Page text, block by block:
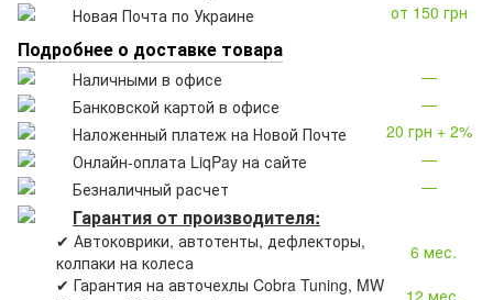
Новая Почта по Украине
от 150 грн
Подробнее о доставке товара
Наличными в офисе
—
Банковской картой в офисе
—
Наложенный платеж на Новой Почте
20 грн + 2%
Онлайн-оплата LiqPay на сайте
—
Безналичный расчет
—
Гарантия от производителя:
✔ Автоковрики, автотенты, дефлекторы,
колпаки на колеса
6 мес.
✔ Гарантия на авточехлы Cobra Tuning, MW
12 мес.